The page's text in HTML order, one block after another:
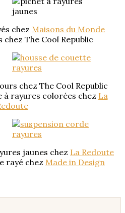
chez Maisons du Monde
chez The Cool Republic
chez The Cool Republic
à rayures colorées chez La
jaunes chez La Redoute
rayé chez Made in Design